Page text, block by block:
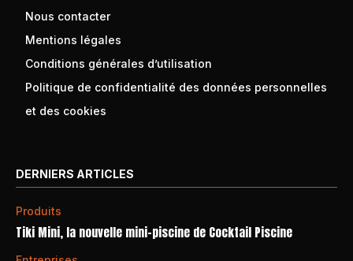
Nous contacter
Mentions légales
Conditions générales d’utilisation
Politique de confidentialité des données personnelles
et des cookies
DERNIERS ARTICLES
Produits
Tiki Mini, la nouvelle mini-piscine de Cocktail Piscine